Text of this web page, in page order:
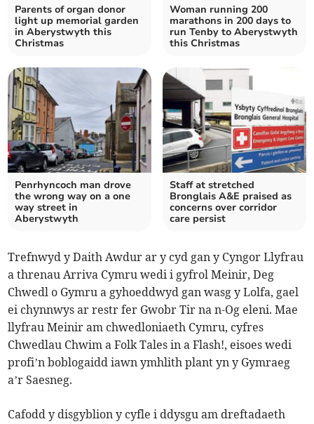
Parents of organ donor
light up memorial garden
in Aberystwyth this
Christmas
Woman running 200
marathons in 200 days to
run Tenby to Aberystwyth
this Christmas
Penrhyncoch man drove
the wrong way on a one
way street in
Aberystwyth
Staff at stretched
Bronglais A&E praised as
concerns over corridor
care persist
Trefnwyd y Daith Awdur ar y cyd gan y Cyngor Llyfrau
a threnau Arriva Cymru wedi i gyfrol Meinir, Deg
Chwedl o Gymru a gyhoeddwyd gan wasg y Lolfa, gael
ei chynnwys ar restr fer Gwobr Tir na n-Og eleni. Mae
llyfrau Meinir am chwedloniaeth Cymru, cyfres
Chwedlau Chwim a Folk Tales in a Flash!, eisoes wedi
profi’n boblogaidd iawn ymhlith plant yn y Gymraeg
a’r Saesneg.
Cafodd y disgyblion y cyfle i ddysgu am dreftadaeth